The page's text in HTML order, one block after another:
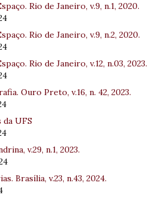
Rio de Janeiro, v.9, n.1, 2020.
Rio de Janeiro, v.9, n.2, 2020.
Rio de Janeiro, v.12, n.03, 2023.
Ouro Preto, v.16, n. 42, 2023.
da UFS
v.29, n.1, 2023.
Brasília, v.23, n.43, 2024.